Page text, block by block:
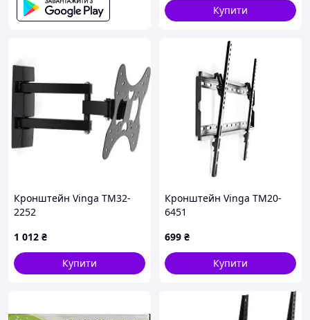
Купити
Кронштейн Vinga TM32-
2252
1 012 ₴
Купити
Кронштейн Vinga TM20-
6451
699 ₴
Купити